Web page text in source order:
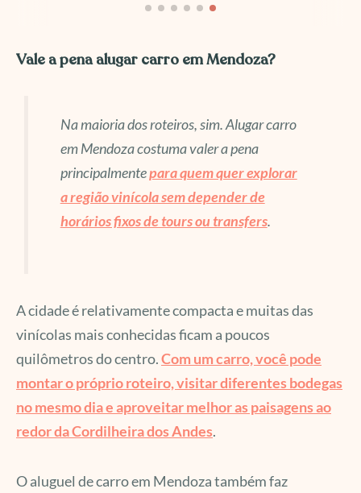
Vale a pena alugar carro em Mendoza?
Na maioria dos roteiros, sim. Alugar carro
em Mendoza costuma valer a pena
principalmentepara quem quer explorar
a região vinícola sem depender de
horários fixos de tours ou transfers.
A cidade é relativamente compacta e muitas das
vinícolas mais conhecidas ficam a poucos
quilômetros do centro.Com um carro, você pode
montar o próprio roteiro, visitar diferentes bodegas
no mesmo dia e aproveitar melhor as paisagens ao
redor da Cordilheira dos Andes.
O aluguel de carro em Mendoza também faz